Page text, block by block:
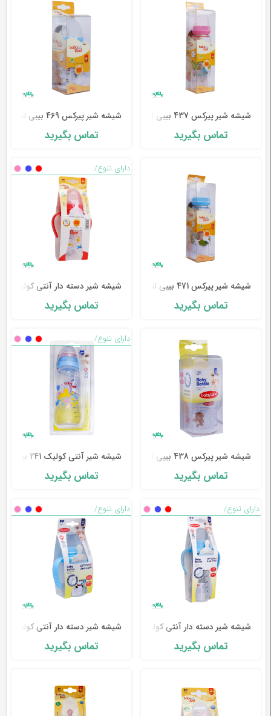
شیشه شیر پیرکس 437 بیبی لند
تماس بگیرید
شیشه شیر پیرکس 469 بیبی لند
تماس بگیرید
شیشه شیر پیرکس 471 بیبی لند
تماس بگیرید
دارای تنوع/
شیشه شیر دسته دار آنتی کولیک 407 بیبی لند
تماس بگیرید
شیشه شیر پیرکس 438 بیبی لند
تماس بگیرید
دارای تنوع/
شیشه شیر آنتی کولیک 241 بیبی لند
تماس بگیرید
دارای تنوع/
شیشه شیر دسته دار آنتی کولیک 248 بیبی لند
تماس بگیرید
دارای تنوع/
شیشه شیر دسته دار آنتی کولیک 249 بیبی لند
تماس بگیرید